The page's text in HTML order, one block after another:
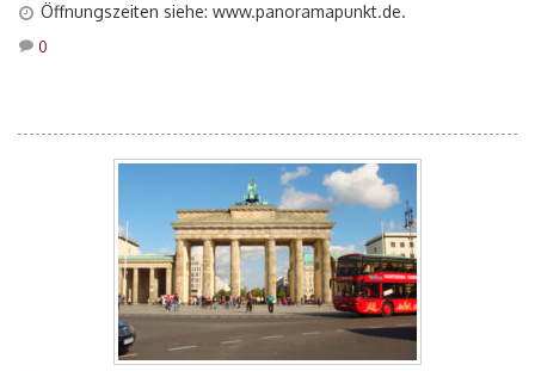
Öffnungszeiten siehe: www.panoramapunkt.de.
0